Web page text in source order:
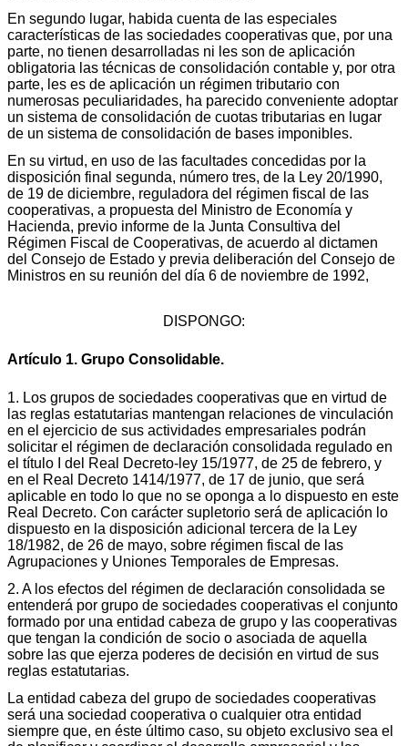
En segundo lugar, habida cuenta de las especiales
características de las sociedades cooperativas que, por una
parte, no tienen desarrolladas ni les son de aplicación
obligatoria las técnicas de consolidación contable y, por otra
parte, les es de aplicación un régimen tributario con
numerosas peculiaridades, ha parecido conveniente adoptar
un sistema de consolidación de cuotas tributarias en lugar
de un sistema de consolidación de bases imponibles.
En su virtud, en uso de las facultades concedidas por la
disposición final segunda, número tres, de la Ley 20/1990,
de 19 de diciembre, reguladora del régimen fiscal de las
cooperativas, a propuesta del Ministro de Economía y
Hacienda, previo informe de la Junta Consultiva del
Régimen Fiscal de Cooperativas, de acuerdo al dictamen
del Consejo de Estado y previa deliberación del Consejo de
Ministros en su reunión del día 6 de noviembre de 1992,
DISPONGO:
Artículo 1. Grupo Consolidable.
1. Los grupos de sociedades cooperativas que en virtud de
las reglas estatutarias mantengan relaciones de vinculación
en el ejercicio de sus actividades empresariales podrán
solicitar el régimen de declaración consolidada regulado en
el título I del Real Decreto-ley 15/1977, de 25 de febrero, y
en el Real Decreto 1414/1977, de 17 de junio, que será
aplicable en todo lo que no se oponga a lo dispuesto en este
Real Decreto. Con carácter supletorio será de aplicación lo
dispuesto en la disposición adicional tercera de la Ley
18/1982, de 26 de mayo, sobre régimen fiscal de las
Agrupaciones y Uniones Temporales de Empresas.
2. A los efectos del régimen de declaración consolidada se
entenderá por grupo de sociedades cooperativas el conjunto
formado por una entidad cabeza de grupo y las cooperativas
que tengan la condición de socio o asociada de aquella
sobre las que ejerza poderes de decisión en virtud de sus
reglas estatutarias.
La entidad cabeza del grupo de sociedades cooperativas
será una sociedad cooperativa o cualquier otra entidad
siempre que, en éste último caso, su objeto exclusivo sea el